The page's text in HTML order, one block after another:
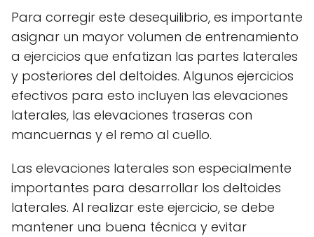
Para corregir este desequilibrio, es importante
asignar un mayor volumen de entrenamiento
a ejercicios que enfatizan las partes laterales
y posteriores del deltoides. Algunos ejercicios
efectivos para esto incluyen las elevaciones
laterales, las elevaciones traseras con
mancuernas y el remo al cuello.
Las elevaciones laterales son especialmente
importantes para desarrollar los deltoides
laterales. Al realizar este ejercicio, se debe
mantener una buena técnica y evitar